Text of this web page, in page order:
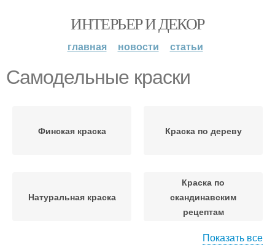
ИНТЕРЬЕР И ДЕКОР
главная новости статьи
Самодельные краски
Финская краска Краска по дереву
Натуральная краска
Краска по
скандинавским
рецептам
Показать все